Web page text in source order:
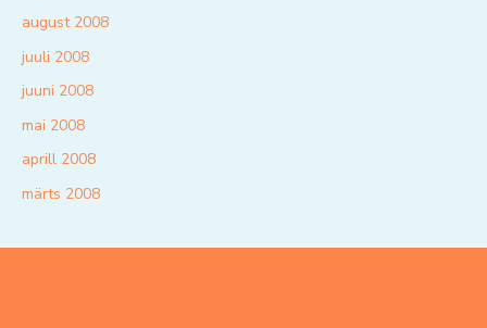
august 2008
juuli 2008
juuni 2008
mai 2008
aprill 2008
märts 2008